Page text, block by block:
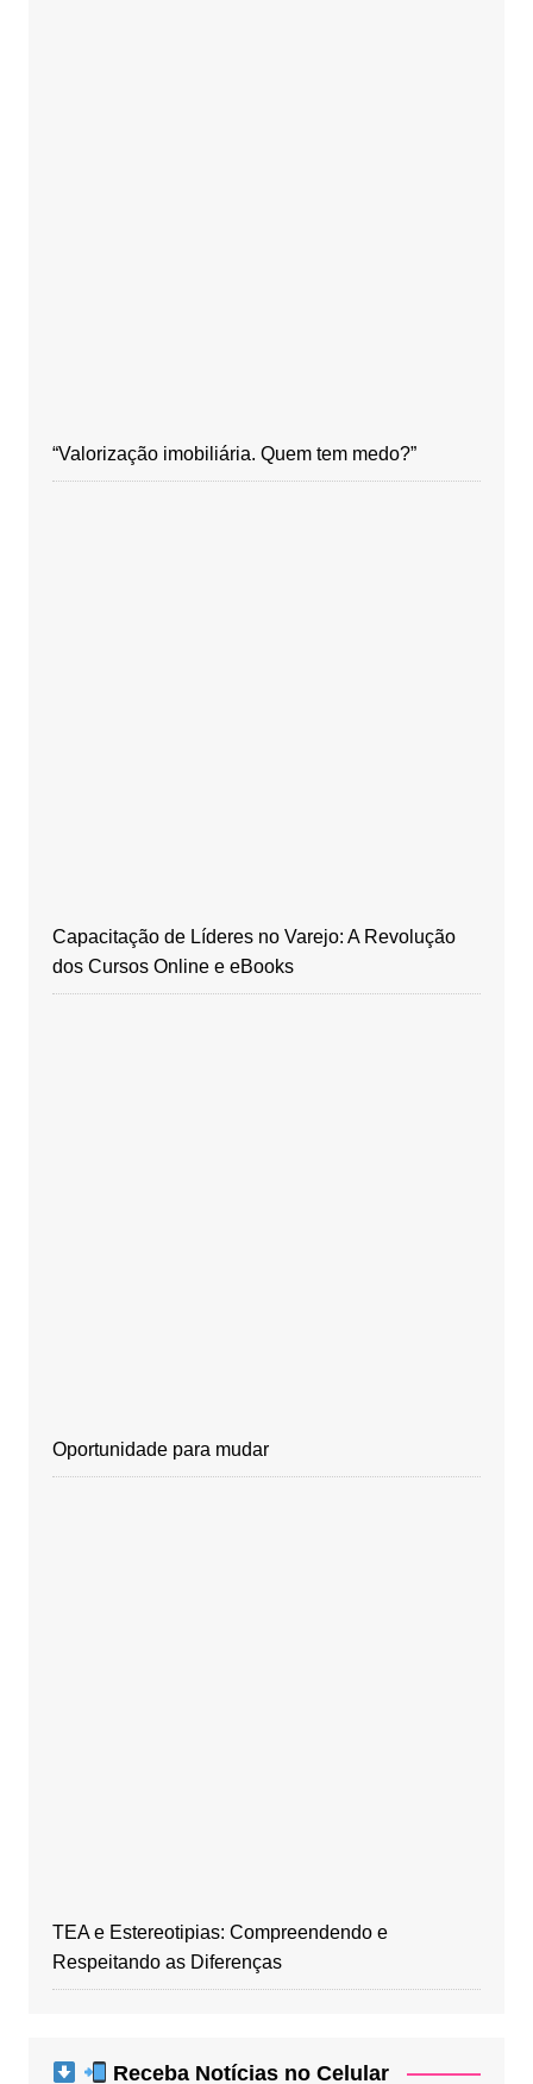
“Valorização imobiliária. Quem tem medo?”
Capacitação de Líderes no Varejo: A Revolução
dos Cursos Online e eBooks
Oportunidade para mudar
TEA e Estereotipias: Compreendendo e
Respeitando as Diferenças
Receba Notícias no Celular